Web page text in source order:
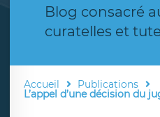
Blog consacré
curatelles et
Accueil Publications
L’appel d’une décision du